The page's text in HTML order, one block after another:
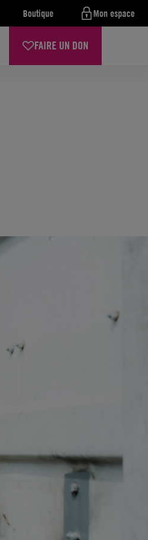
Boutique Mon espace
FAIRE UN DON